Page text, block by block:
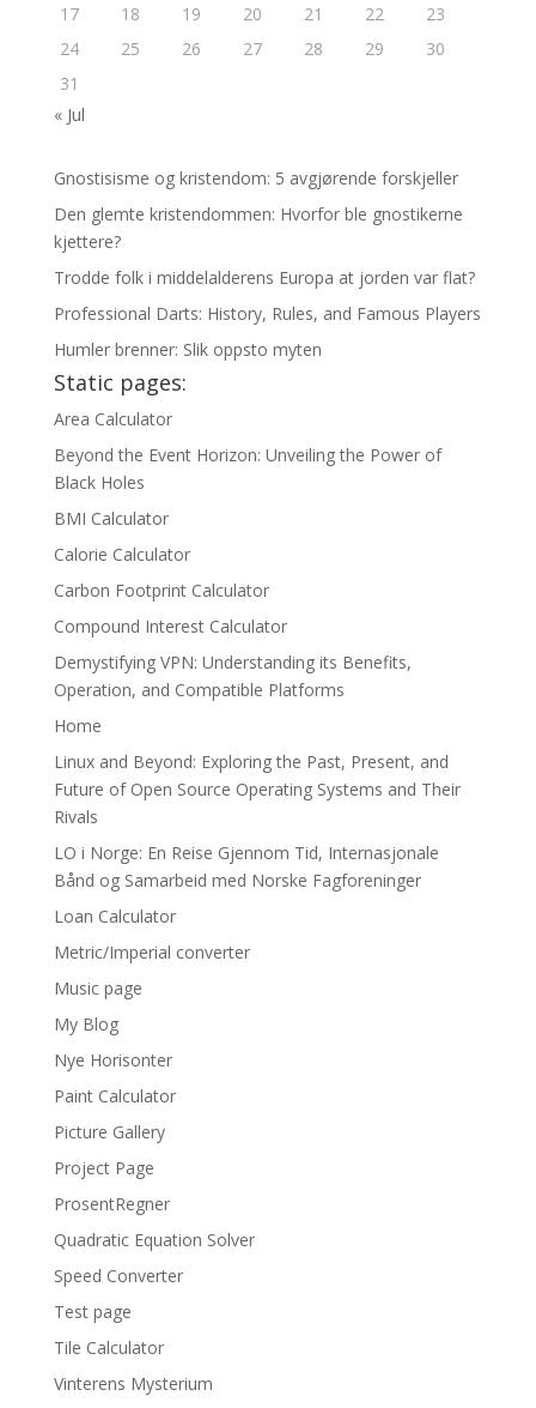
17
18 19 20 21 22
23
24
25 26 27 28 29
30
31
« Jul
Gnostisisme og kristendom: 5 avgjørende forskjeller
Den glemte kristendommen: Hvorfor ble gnostikerne
kjettere?
Trodde folk i middelalderens Europa at jorden var flat?
Professional Darts: History, Rules, and Famous Players
Humler brenner: Slik oppsto myten
Static pages:
Area Calculator
Beyond the Event Horizon: Unveiling the Power of
Black Holes
BMI Calculator
Calorie Calculator
Carbon Footprint Calculator
Compound Interest Calculator
Demystifying VPN: Understanding its Benefits,
Operation, and Compatible Platforms
Home
Linux and Beyond: Exploring the Past, Present, and
Future of Open Source Operating Systems and Their
Rivals
LO i Norge: En Reise Gjennom Tid, Internasjonale
Bånd og Samarbeid med Norske Fagforeninger
Loan Calculator
Metric/Imperial converter
Music page
My Blog
Nye Horisonter
Paint Calculator
Picture Gallery
Project Page
ProsentRegner
Quadratic Equation Solver
Speed Converter
Test page
Tile Calculator
Vinterens Mysterium